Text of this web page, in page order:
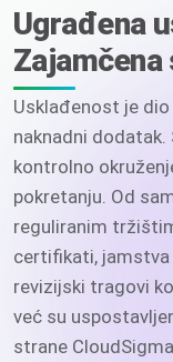
Ugrađena
Usklađenost je
naknadni
kontrolno
pokretanju. Od
reguliranim
certifikati, jamstva
revizijski tragovi
već su
strane